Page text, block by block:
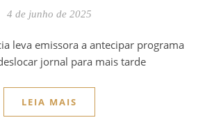
4 de junho de 2025
jornal para mais tarde
LEIA MAIS